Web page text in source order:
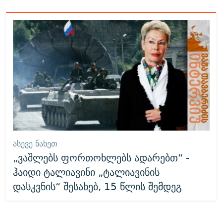
ᲐᲡᲔᲕᲔ ᲜᲐᲮᲔᲗ
„ვაშლებს ფორთოხლებს ადარებთ“ -
ჰაიდი ტალიავინი „ტალიავინის
დასკვნის“ შესახებ, 15 წლის შემდეგ